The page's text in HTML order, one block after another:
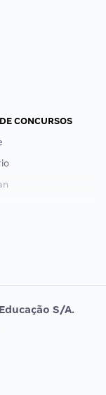
CONCURSOS
ORDEM
S/A.